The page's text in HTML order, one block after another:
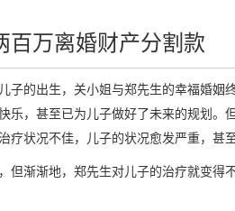
百万离婚财产分割款
的出生，关小姐与郑先生的幸福婚姻
，甚至已为儿子做好了未来的规划。
状况不佳，儿子的状况愈发严重，甚
渐渐地，郑先生对儿子的治疗就变得